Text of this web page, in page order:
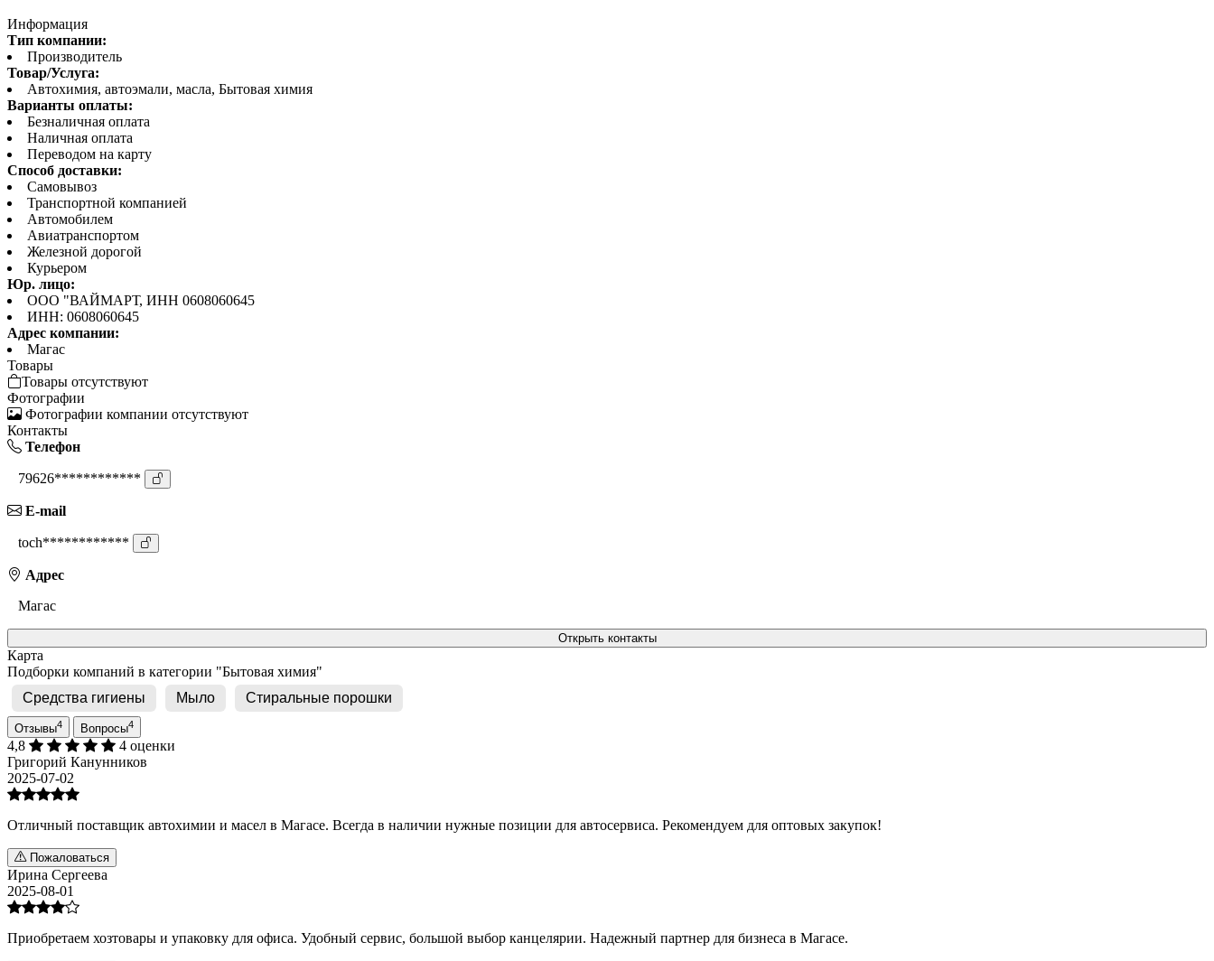
Информация
Тип компании:
Производитель
Товар/Услуга:
Автохимия, автоэмали, масла, Бытовая химия
Варианты оплаты:
Безналичная оплата
Наличная оплата
Переводом на карту
Способ доставки:
Самовывоз
Транспортной компанией
Автомобилем
Авиатранспортом
Железной дорогой
Курьером
Юр. лицо:
ООО "ВАЙМАРТ, ИНН 0608060645
ИНН: 0608060645
Адрес компании:
Магас
Товары
Товары отсутствуют
Фотографии
Фотографии компании отсутствуют
Контакты
Телефон
79626************
E-mail
toch************
Адрес
Магас
Открыть контакты
Карта
Подборки компаний в категории "Бытовая химия"
Средства гигиены
Мыло Стиральные порошки
Отзывы4 Вопросы4
4,8
4 оценки
Григорий Канунников
2025-07-02
Отличный поставщик автохимии и масел в Магасе. Всегда в наличии нужные позиции для автосервиса. Рекомендуем для оптовых закупок!
Пожаловаться
Ирина Сергеева
2025-08-01
Приобретаем хозтовары и упаковку для офиса. Удобный сервис, большой выбор канцелярии. Надежный партнер для бизнеса в Магасе.